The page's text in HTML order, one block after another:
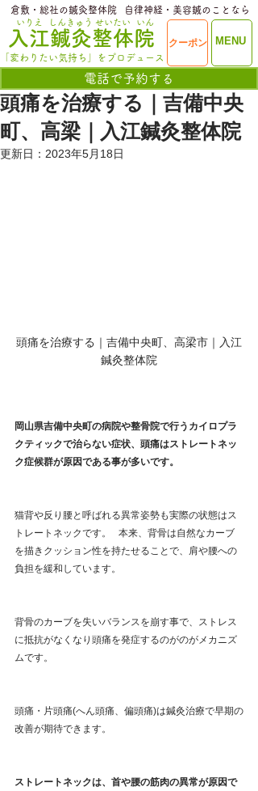
ME
​入江鍼灸整体院
いりえ
MENU
クーポン
電話で予約する
せいたい
しんきゅう いん
「変わりたい気持ち」をプロデュース
​倉敷・総社の鍼灸整体院 ​自律神経・美容鍼のことなら
頭痛を治療する｜吉備中央
町、高梁｜入江鍼灸整体院
更新日： 2023年5月18日
頭痛を治療する｜吉備中央町、高梁市｜入江
鍼灸整体院
岡山県吉備中央町の病院や整骨院で行うカイロプラ
クティックで治らない症状、頭痛はストレートネッ
ク症候群が原因である事が多いです。
猫背や反り腰と呼ばれる異常姿勢も実際の状態はス
トレートネックです。   本来、背骨は自然なカーブ
を描きクッション性を持たせることで、肩や腰への
負担を緩和しています。
背骨のカーブを失いバランスを崩す事で、ストレス
に抵抗がなくなり頭痛を発症するのがのがメカニズ
ムです。
頭痛・片頭痛(へん頭痛、偏頭痛)は鍼灸治療で早期の
改善が期待できます。
ストレートネックは、首や腰の筋肉の異常が原因で